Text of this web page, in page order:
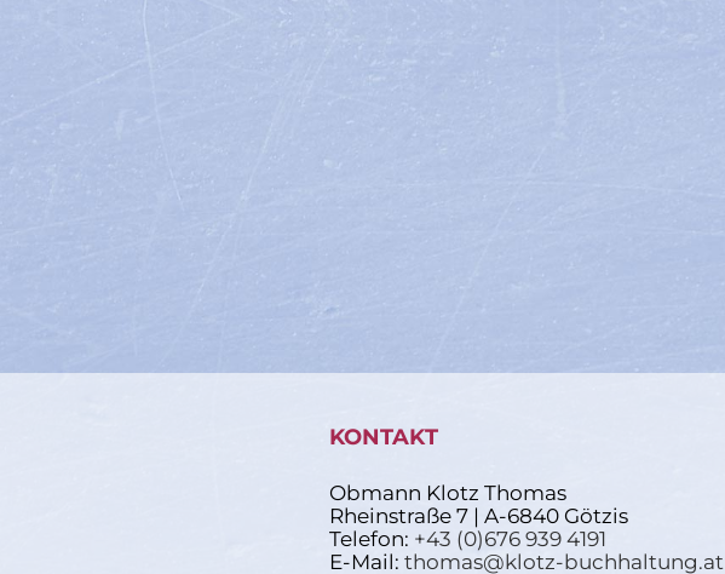
KONTAKT
Obmann Klotz Thomas
Rheinstraße 7 | A-6840 Götzis
Telefon: +43 (0)676 939 4191
E-Mail: thomas@klotz-buchhaltung.at